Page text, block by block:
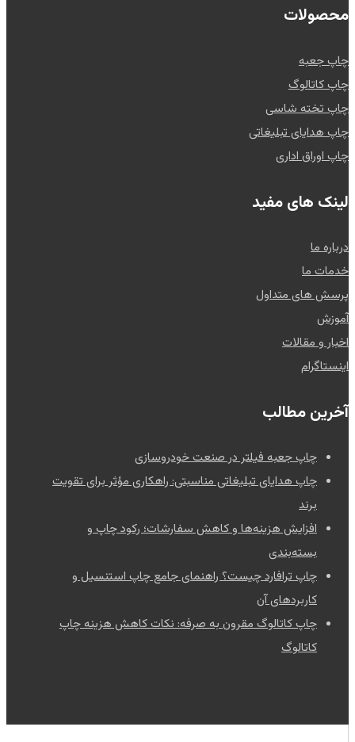
محصولات
چاپ جعبه
چاپ کاتالوگ
چاپ تخته شاسی
چاپ هدایای تبلیغاتی
چاپ اوراق اداری
لینک های مفید
درباره ما
خدمات ما
پرسش های متداول
آموزش
اخبار و مقالات
اینستاگرام
آخرین مطالب
چاپ جعبه فیلتر در صنعت خودروسازی
چاپ هدایای تبلیغاتی مناسبتی: راهکاری مؤثر برای تقویت
برند
افزایش هزینه‌ها و کاهش سفارشات؛ رکود چاپ و
بسته‌بندی
چاپ ترافارد چیست؟ راهنمای جامع چاپ استنسیل و
کاربردهای آن
چاپ کاتالوگ مقرون به صرفه: نکات کاهش هزینه چاپ
کاتالوگ